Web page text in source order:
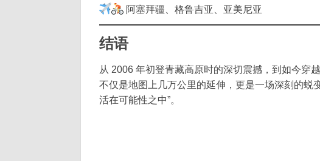
阿塞拜疆、格鲁吉亚、亚美尼亚
结语
从 2006 年初登青藏高原时的深切震撼，到如今穿
不仅是地图上几万公里的延伸，更是一场深刻的
活在可能性之中”。